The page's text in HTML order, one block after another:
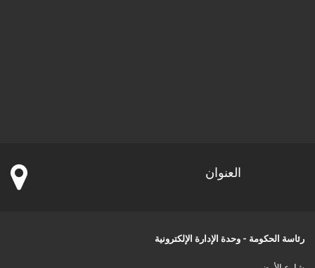
العنوان
رئاسة الحكومة - وحدة الإدارة الإلكترونية